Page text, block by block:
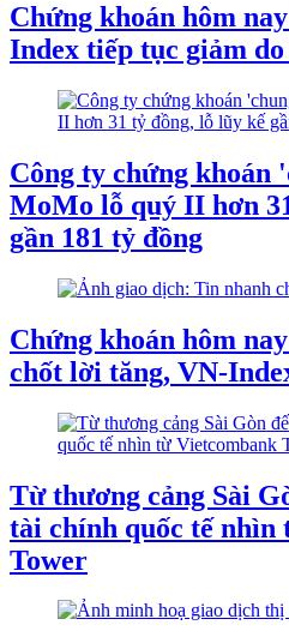
Chứng khoán hôm
Index tiếp tục giảm
Công ty chứng khoán
MoMo lỗ quý II hơn
gần 181 tỷ đồng
Chứng khoán hôm
chốt lời tăng, VN-
Từ thương cảng Sài
tài chính quốc tế nhìn
Tower